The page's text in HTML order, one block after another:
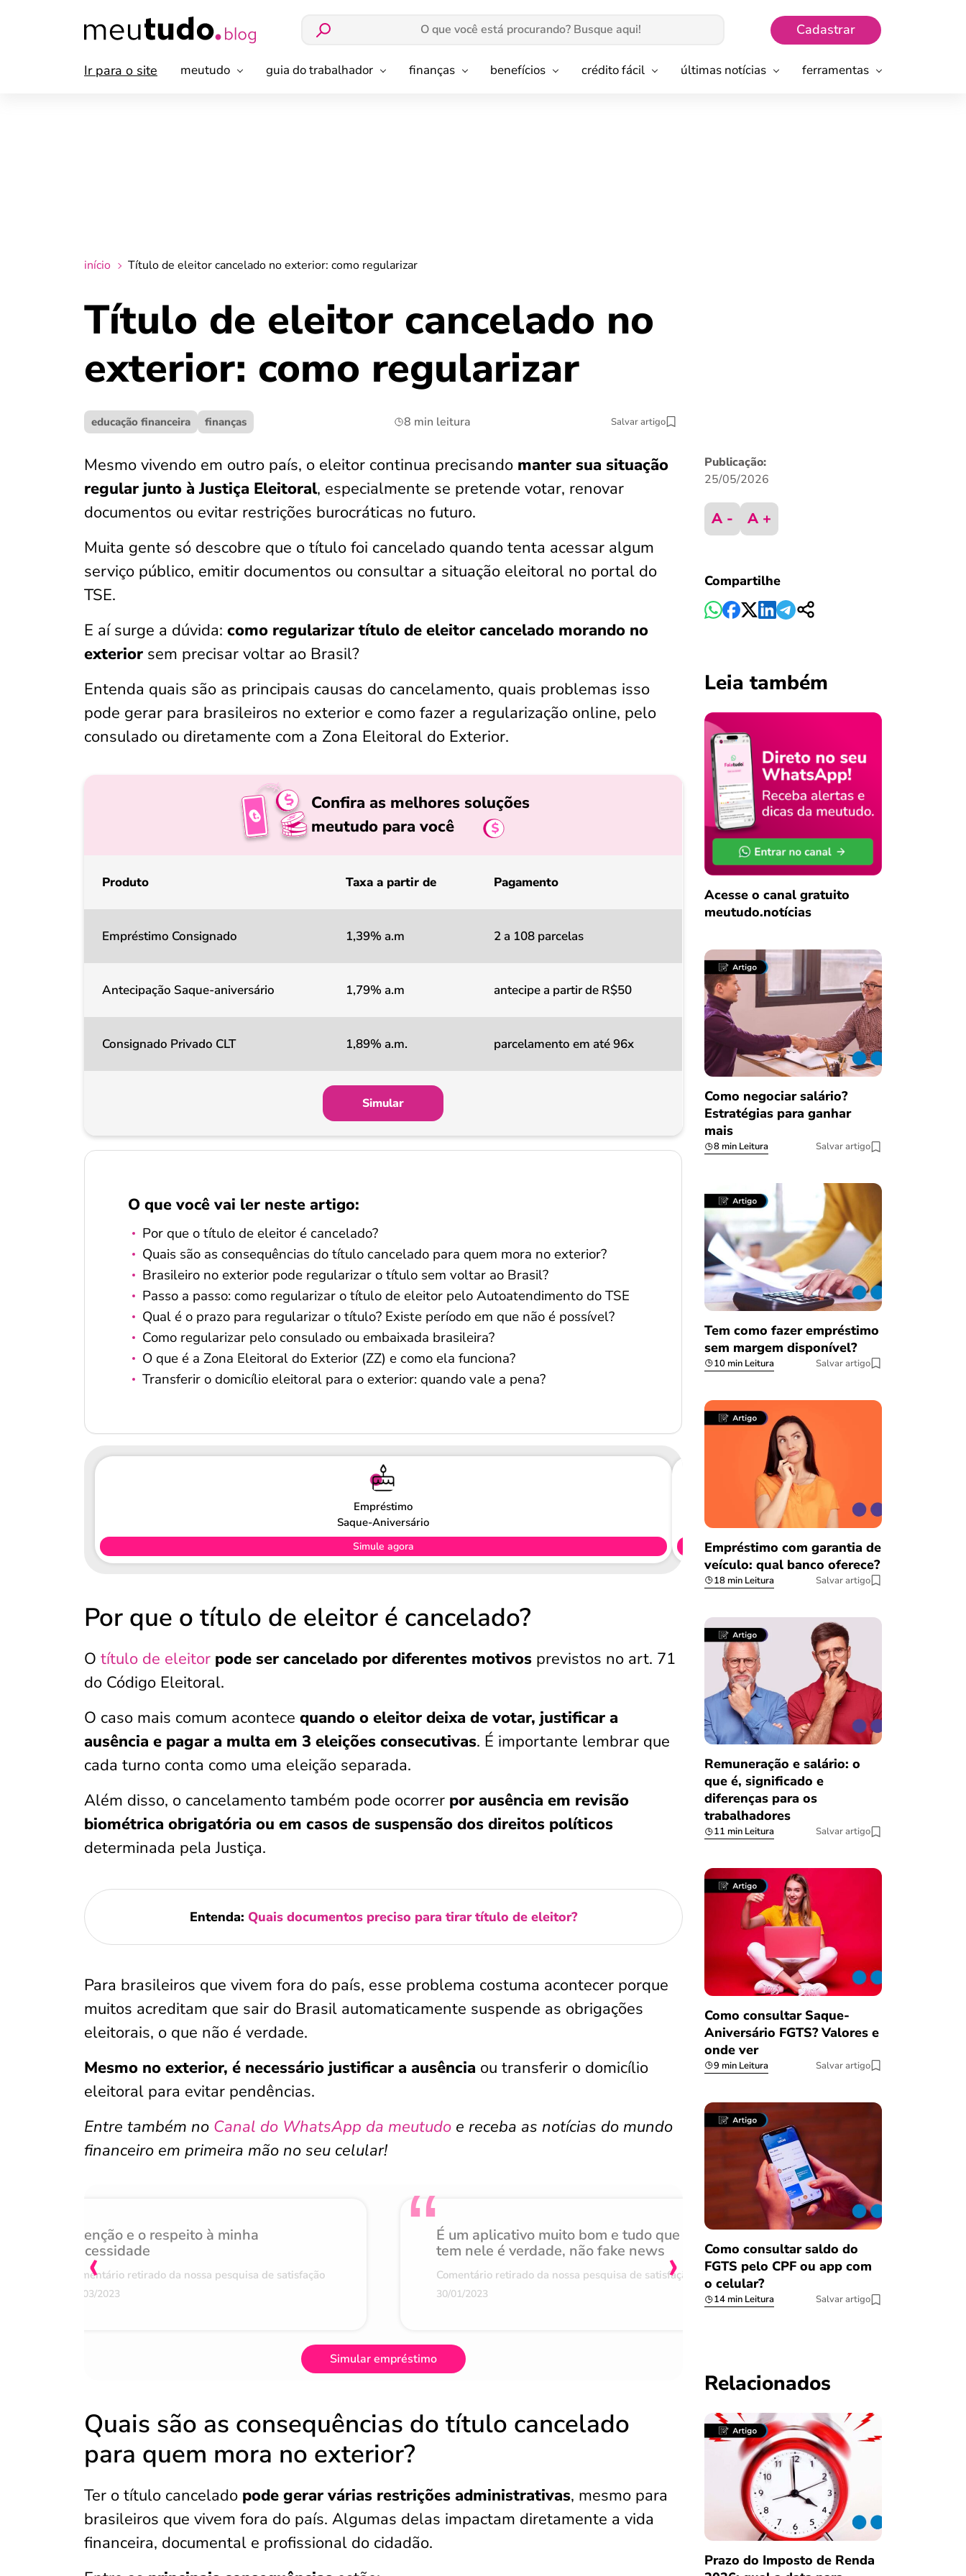
Cadastrar
Ir para o site meutudo guia do trabalhador finanças benefícios crédito fácil últimas notícias ferramentas
início Título de eleitor cancelado no exterior: como regularizar
Título de eleitor cancelado no
exterior: como regularizar
educação financeira finanças 8 min leitura Salvar artigo
Mesmo vivendo em outro país, o eleitor continua precisando manter sua situação
regular junto à Justiça Eleitoral, especialmente se pretende votar, renovar
documentos ou evitar restrições burocráticas no futuro.
Muita gente só descobre que o título foi cancelado quando tenta acessar algum
serviço público, emitir documentos ou consultar a situação eleitoral no portal do
TSE.
E aí surge a dúvida: como regularizar título de eleitor cancelado morando no
exterior sem precisar voltar ao Brasil?
Entenda quais são as principais causas do cancelamento, quais problemas isso
pode gerar para brasileiros no exterior e como fazer a regularização online, pelo
consulado ou diretamente com a Zona Eleitoral do Exterior.
Confira as melhores soluções
meutudo para você
Produto Taxa a partir de Pagamento
Empréstimo Consignado 1,39% a.m 2 a 108 parcelas
Antecipação Saque-aniversário 1,79% a.m antecipe a partir de R$50
Consignado Privado CLT 1,89% a.m. parcelamento em até 96x
Simular
O que você vai ler neste artigo:
Por que o título de eleitor é cancelado?
Quais são as consequências do título cancelado para quem mora no exterior?
Brasileiro no exterior pode regularizar o título sem voltar ao Brasil?
Passo a passo: como regularizar o título de eleitor pelo Autoatendimento do TSE
Qual é o prazo para regularizar o título? Existe período em que não é possível?
Como regularizar pelo consulado ou embaixada brasileira?
O que é a Zona Eleitoral do Exterior (ZZ) e como ela funciona?
Transferir o domicílio eleitoral para o exterior: quando vale a pena?
Empréstimo
Saque-Aniversário
Simule agora
Por que o título de eleitor é cancelado?
O título de eleitor pode ser cancelado por diferentes motivos previstos no art. 71
do Código Eleitoral.
O caso mais comum acontece quando o eleitor deixa de votar, justificar a
ausência e pagar a multa em 3 eleições consecutivas. É importante lembrar que
cada turno conta como uma eleição separada.
Além disso, o cancelamento também pode ocorrer por ausência em revisão
biométrica obrigatória ou em casos de suspensão dos direitos políticos
determinada pela Justiça.
Entenda: Quais documentos preciso para tirar título de eleitor?
Para brasileiros que vivem fora do país, esse problema costuma acontecer porque
muitos acreditam que sair do Brasil automaticamente suspende as obrigações
eleitorais, o que não é verdade.
Mesmo no exterior, é necessário justificar a ausência ou transferir o domicílio
eleitoral para evitar pendências.
Entre também no Canal do WhatsApp da meutudo e receba as notícias do mundo
financeiro em primeira mão no seu celular!
Atenção e o respeito à minha
necessidade
Comentário retirado da nossa pesquisa de satisfação
07/03/2023
É um aplicativo muito bom e tudo que
tem nele é verdade, não fake news
Comentário retirado da nossa pesquisa de satisfação
30/01/2023
Achei muito rápido,
burocracia
Comentário retirado da nossa
08/03/2023
‹ ›
Simular empréstimo
Quais são as consequências do título cancelado
para quem mora no exterior?
Ter o título cancelado pode gerar várias restrições administrativas, mesmo para
brasileiros que vivem fora do país. Algumas delas impactam diretamente a vida
financeira, documental e profissional do cidadão.
Publicação:
25/05/2026
A - A +
Compartilhe
Leia também
Acesse o canal gratuito
meutudo.notícias
Como negociar salário?
Estratégias para ganhar
mais
8 min Leitura Salvar artigo
Tem como fazer empréstimo
sem margem disponível?
10 min Leitura Salvar artigo
Empréstimo com garantia de
veículo: qual banco oferece?
18 min Leitura Salvar artigo
Remuneração e salário: o
que é, significado e
diferenças para os
trabalhadores
11 min Leitura Salvar artigo
Como consultar Saque-
Aniversário FGTS? Valores e
onde ver
9 min Leitura Salvar artigo
Como consultar saldo do
FGTS pelo CPF ou app com
o celular?
14 min Leitura Salvar artigo
Relacionados
Prazo do Imposto de Renda